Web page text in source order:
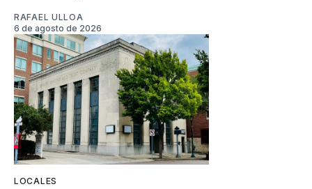
RAFAEL ULLOA
6 de agosto de 2026
LOCALES